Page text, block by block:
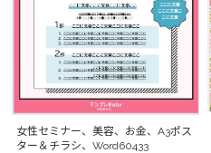
女性セミナー、美容、お金、A3ポス
ター＆チラシ、Word60433